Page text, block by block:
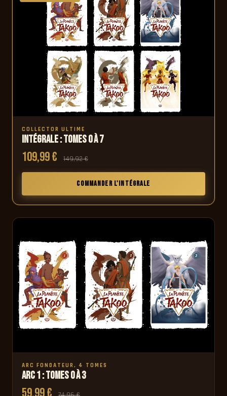
COLLECTOR ULTIME
Intégrale : Tomes 0 à 7
109,99 € 149,92 €
COMMANDER L'INTÉGRALE
ARC FONDATEUR, 4 TOMES
Arc 1 : Tomes 0 à 3